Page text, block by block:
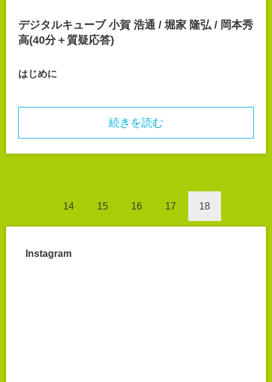
デジタルキューブ 小賀 浩通 / 堀家 隆弘 / 岡本秀
高(40分＋質疑応答)
はじめに
続きを読む
14 15 16 17 18
Instagram